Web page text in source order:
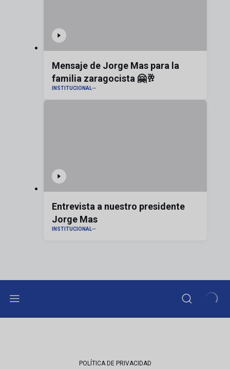
Mensaje de Jorge Mas para la
familia zaragocista 🤗🥂
INSTITUCIONAL
Entrevista a nuestro presidente
Jorge Mas
INSTITUCIONAL
POLÍTICA DE PRIVACIDAD